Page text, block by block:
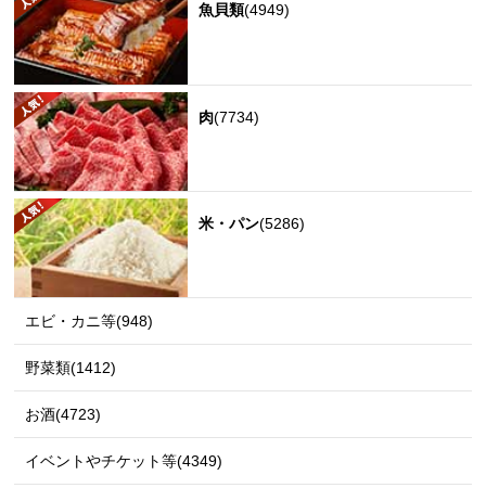
魚貝類(4949)
肉(7734)
米・パン(5286)
エビ・カニ等(948)
野菜類(1412)
お酒(4723)
イベントやチケット等(4349)